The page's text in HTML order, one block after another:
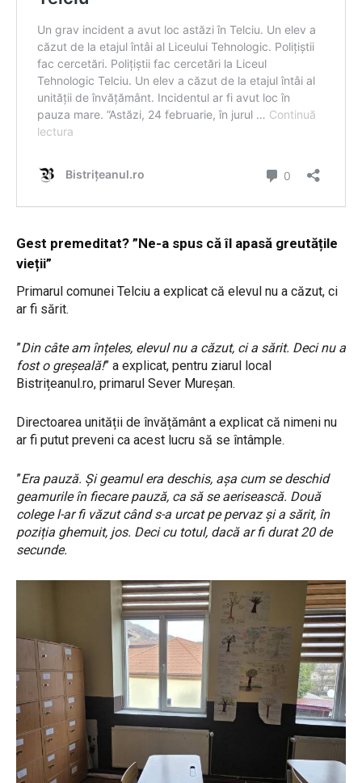
Gest premeditat? ”Ne-a spus că îl apasă greutățile
vieții”
Primarul comunei Telciu a explicat că elevul nu a căzut, ci
ar fi sărit.
”Din câte am înțeles, elevul nu a căzut, ci a sărit. Deci nu a
fost o greșeală!” a explicat, pentru ziarul local
Bistrițeanul.ro, primarul Sever Mureșan.
Directoarea unității de învățământ a explicat că nimeni nu
ar fi putut preveni ca acest lucru să se întâmple.
”Era pauză. Și geamul era deschis, așa cum se deschid
geamurile în fiecare pauză, ca să se aerisească. Două
colege l-ar fi văzut când s-a urcat pe pervaz și a sărit, în
poziția ghemuit, jos. Deci cu totul, dacă ar fi durat 20 de
secunde.